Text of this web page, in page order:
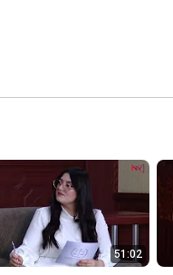
51:02